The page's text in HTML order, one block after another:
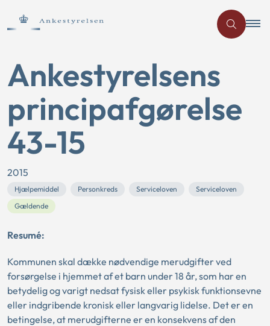
Ankestyrelsens
principafgørelse
43-15
2015
Hjælpemiddel Personkreds Serviceloven
Serviceloven
Gældende
Resumé:
Kommunen skal dække nødvendige merudgifter ved
forsørgelse i hjemmet af et barn under 18 år, som har en
betydelig og varigt nedsat fysisk eller psykisk funktionsevne
eller indgribende kronisk eller langvarig lidelse. Det er en
betingelse, at merudgifterne er en konsekvens af den